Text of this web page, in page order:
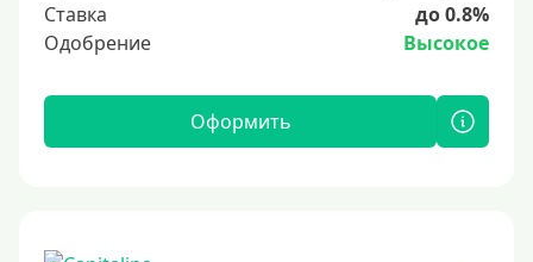
Ставка
до 0.8%
Одобрение
Высокое
Оформить